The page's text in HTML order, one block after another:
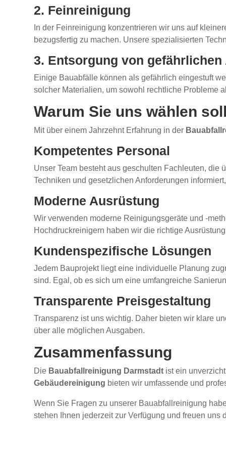
2. Feinreinigung
In der Feinreinigung konzentrieren wir uns auf
bezugsfertig zu machen. Unsere spezialisierten
3. Entsorgung von gefährlichen
Einige Bauabfälle können als gefährlich eingestuft
solcher Materialien, um sowohl rechtliche Probleme
Warum Sie uns wählen
Mit über einem Jahrzehnt Erfahrung in der
Kompetentes Personal
Unser Team besteht aus geschulten Fachleuten,
Techniken und gesetzlichen Anforderungen
Moderne Ausrüstung
Wir verwenden moderne Reinigungsgeräte und -
Hochdruckreinigern haben wir die richtige
Kundenspezifische Lösungen
Jedem Bauprojekt liegt eine individuelle Planung
sind. Egal, ob es sich um eine umfangreiche
Transparente Preisgestaltung
Transparenz ist uns wichtig. Daher bieten wir klare
über alle möglichen Ausgaben.
Zusammenfassung
Die Bauabfallreinigung Darmstadt ist ein
Gebäudereinigung bieten wir umfassende und
Wenn Sie Fragen zu unserer Bauabfallreinigung
stehen Ihnen jederzeit zur Verfügung und freuen uns